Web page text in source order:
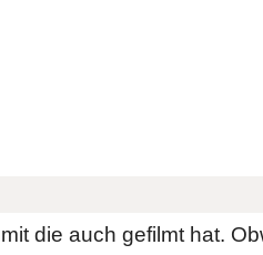
die auch gefilmt hat.